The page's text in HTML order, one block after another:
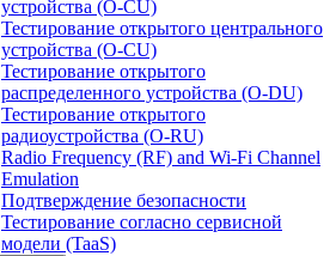
устройства (O-CU)
Тестирование открытого центрального
устройства (O-CU)
Тестирование открытого
распределенного устройства (O-DU)
Тестирование открытого
радиоустройства (O-RU)
Radio Frequency (RF) and Wi-Fi Channel
Emulation
Подтверждение безопасности
Тестирование согласно сервисной
модели (TaaS)